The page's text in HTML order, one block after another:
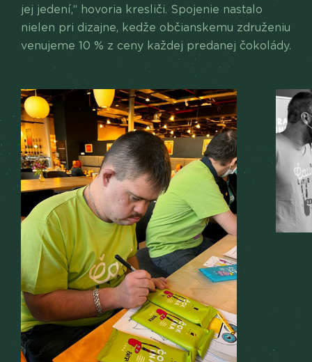
jej jedení,“ hovoria kresliči. Spojenie nastalo
nielen pri dizajne, kedže občianskemu združeniu
venujeme 10 % z ceny každej predanej čokolády.